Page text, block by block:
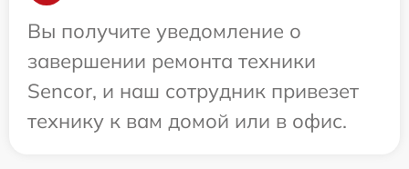
Вы получите уведомление о
завершении ремонта техники
Sencor, и наш сотрудник привезет
технику к вам домой или в офис.